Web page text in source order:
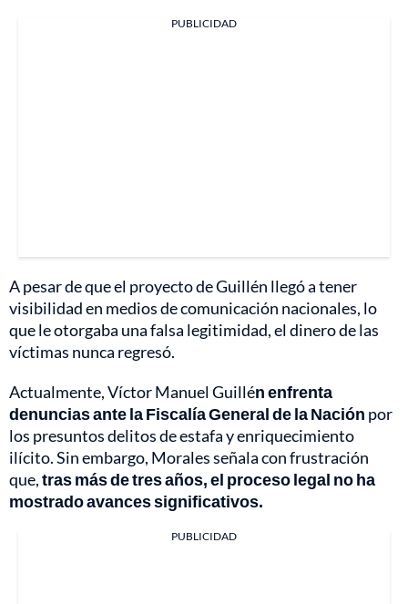
PUBLICIDAD
A pesar de que el proyecto de Guillén llegó a tener
visibilidad en medios de comunicación nacionales, lo
que le otorgaba una falsa legitimidad, el dinero de las
víctimas nunca regresó.
Actualmente, Víctor Manuel Guillén enfrenta
denuncias ante la Fiscalía General de la Nación por
los presuntos delitos de estafa y enriquecimiento
ilícito. Sin embargo, Morales señala con frustración
que,tras más de tres años, el proceso legal no ha
mostrado avances significativos.
PUBLICIDAD